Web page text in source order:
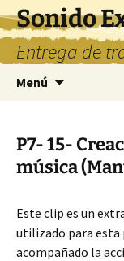
Saltar
al
contenido
Sonido
Entrega de
Menú
P7- 15-
música
Este clip es un
utilizado para esta
acompañado la